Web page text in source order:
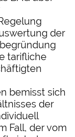
der
tarifliche
bemisst sich
der
Fall, der vom